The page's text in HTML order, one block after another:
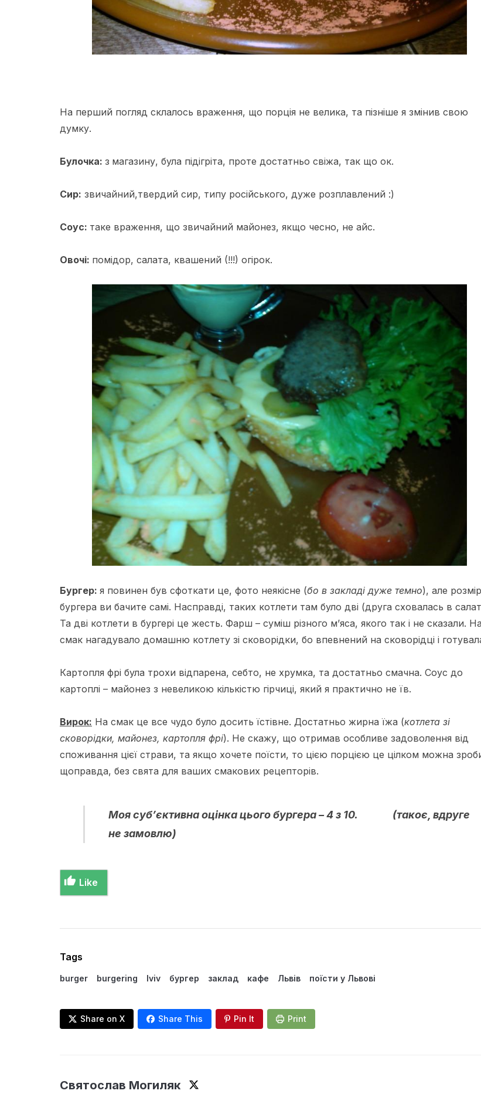
На перший погляд склалось враження, що порція не велика, та пізніше я змінив свою
думку.
Булочка: з магазину, була підігріта, проте достатньо свіжа, так що ок.
Сир: звичайний,твердий сир, типу російського, дуже розплавлений :)
Соус: таке враження, що звичайний майонез, якщо чесно, не айс.
Овочі: помідор, салата, квашений (!!!) огірок.
Бургер: я повинен був сфоткати це, фото неякісне (бо в закладі дуже темно), але розмір
бургера ви бачите самі. Насправді, таких котлети там було дві (друга сховалась в
Та дві котлети в бургері це жесть. Фарш – суміш різного м’яса, якого так і не сказали. На
смак нагадувало домашню котлету зі сковорідки, бо впевнений на сковорідці і
Картопля фрі була трохи відпарена, себто, не хрумка, та достатньо смачна. Соус до
картоплі – майонез з невеликою кількістю гірчиці, який я практично не їв.
Вирок: На смак це все чудо було досить їстівне. Достатньо жирна їжа (котлета зі
сковорідки, майонез, картопля фрі). Не скажу, що отримав особливе задоволення від
споживання цієї страви, та якщо хочете поїсти, то цією порцією це цілком можна
щоправда, без свята для ваших смакових рецепторів.
Моя суб’єктивна оцінка цього бургера – 4 з 10. (такоє, вдруге
не замовлю)
Like
Tags
burger burgering lviv бургер заклад кафе Львів поїсти у Львові
Share on X Share This Pin It Print
Святослав Могиляк